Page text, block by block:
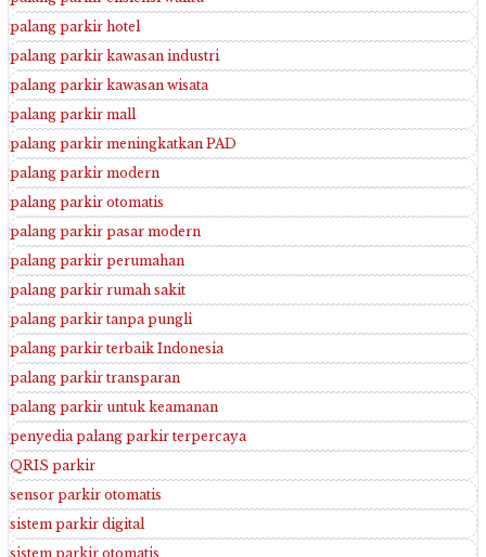
palang parkir hotel
palang parkir kawasan industri
palang parkir kawasan wisata
palang parkir mall
palang parkir meningkatkan PAD
palang parkir modern
palang parkir otomatis
palang parkir pasar modern
palang parkir perumahan
palang parkir rumah sakit
palang parkir tanpa pungli
palang parkir terbaik Indonesia
palang parkir transparan
palang parkir untuk keamanan
penyedia palang parkir terpercaya
QRIS parkir
sensor parkir otomatis
sistem parkir digital
sistem parkir otomatis